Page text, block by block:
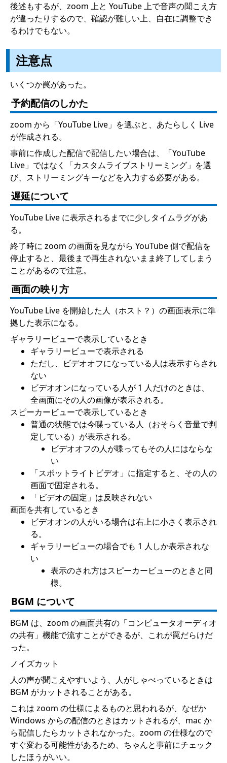
後述もするが、zoom 上と YouTube 上で音声の聞こえ方
が違ったりするので、確認が難しい上、自在に調整でき
るわけでもない。
注意点
いくつか罠があった。
予約配信のしかた
zoom から「YouTube Live」を選ぶと、あたらしく Live
が作成される。
事前に作成した配信で配信したい場合は、「YouTube
Live」ではなく「カスタムライブストリーミング」を選
び、ストリーミングキーなどを入力する必要がある。
遅延について
YouTube Live に表示されるまでに少しタイムラグがあ
る。
終了時に zoom の画面を見ながら YouTube 側で配信を
停止すると、最後まで再生されないまま終了してしまう
ことがあるので注意。
画面の映り方
YouTube Live を開始した人（ホスト？）の画面表示に準
拠した表示になる。
ギャラリービューで表示しているとき
ギャラリービューで表示される
ただし、ビデオオフになっている人は表示すらされ
ない
ビデオオンになっている人が 1 人だけのときは、
全画面にその人の画像が表示される。
スピーカービューで表示しているとき
普通の状態では今喋っている人（おそらく音量で判
定している）が表示される。
ビデオオフの人が喋ってもその人にはならな
い
「スポットライトビデオ」に指定すると、その人の
画面で固定される。
「ビデオの固定」は反映されない
画面を共有しているとき
ビデオオンの人がいる場合は右上に小さく表示され
る。
ギャラリービューの場合でも 1 人しか表示されな
い
表示のされ方はスピーカービューのときと同
様。
BGM について
BGM は、zoom の画面共有の「コンピュータオーディオ
の共有」機能で流すことができるが、これが罠だらけだ
った。
ノイズカット
人の声が聞こえやすいよう、人がしゃべっているときは
BGM がカットされることがある。
これは zoom の仕様によるものと思われるが、なぜか
Windows からの配信のときはカットされるが、mac か
ら配信したらカットされなかった。zoom の仕様なので
すぐ変わる可能性があるため、ちゃんと事前にチェック
したほうがいい。